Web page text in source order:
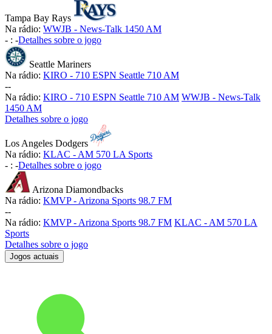
Tampa Bay Rays
Na rádio: WWJB - News-Talk 1450 AM
- : -Detalhes sobre o jogo
Seattle Mariners
Na rádio: KIRO - 710 ESPN Seattle 710 AM
--
Na rádio: KIRO - 710 ESPN Seattle 710 AM WWJB - News-Talk
1450 AM
Detalhes sobre o jogo
Los Angeles Dodgers
Na rádio: KLAC - AM 570 LA Sports
- : -Detalhes sobre o jogo
Arizona Diamondbacks
Na rádio: KMVP - Arizona Sports 98.7 FM
--
Na rádio: KMVP - Arizona Sports 98.7 FM KLAC - AM 570 LA
Sports
Detalhes sobre o jogo
Jogos actuais